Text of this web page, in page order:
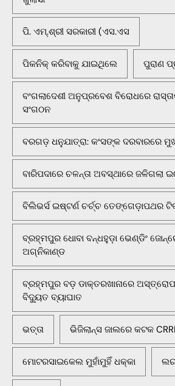
ପି. ଏମ୍.ଶ୍ରୀ ସରକାରୀ (ଏସ.ଏସ
ପିକନିକ୍‌ କରିବାକୁ ଯାଇଥିଲେ ପୁରାଣ
ବଂଗଲାଦେଶୀ ଅନୁପ୍ରବେଶ ବିରୋଧରେ
ସଂଗଠନ
ବରଗଡ଼ ଧନୁଯାତ୍ରା: କଂସଙ୍କ ଦରବାରରେ
ବାରିପଦାରେ ଚଳନ୍ତା ଅବସ୍ଥାରେ
ବିଲିଭର୍ସ ଇଷ୍ଟର୍ଣ ଚର୍ଚ୍ଚ ତେଙ୍ଗେଡ଼ାପଥର
ବ୍ରହ୍ମପୁର ଧୋବା ବନ୍ଧହୁଡ଼ା ଭେଣ୍ଡିଂ
ଅଗ୍ନିକାଣ୍ଡ
ବ୍ରହ୍ମପୁର ବଡ଼ ଡାକ୍ତରଖାନାରେ
ବିଦ୍ୟୁତ ବ୍ୟାଘାତ
ଭତ୍ତା ଭିଜିଲାନ୍ସ ଜାଲରେ କଟକ CRRI
ମୋଟରସାଇକେଲ ମୁହାଁମୁହିଁ ଧକ୍କା